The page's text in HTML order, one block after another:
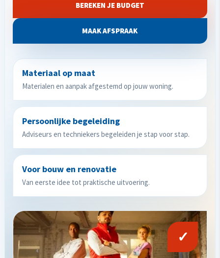
BEREKEN JE BUDGET
MAAK AFSPRAAK
Materiaal op maat
Materialen en aanpak afgestemd op jouw woning.
Persoonlijke begeleiding
Adviseurs en techniekers begeleiden je stap voor stap.
Voor bouw en renovatie
Van eerste idee tot praktische uitvoering.
✓